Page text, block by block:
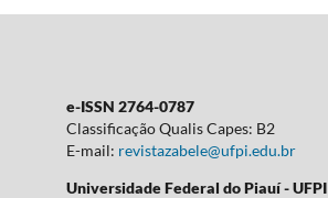
e-ISSN 2764-0787
Classificação Qualis Capes: B2
E-mail: revistazabele@ufpi.edu.br
Universidade Federal do Piauí - UFPI